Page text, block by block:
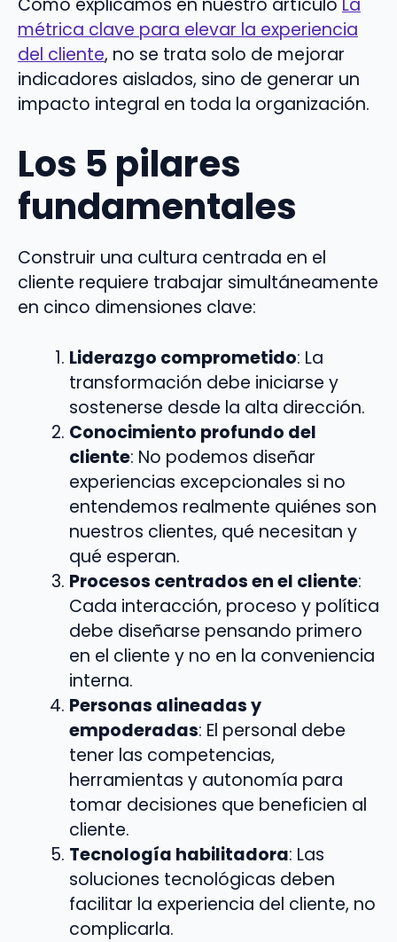
Como explicamos en nuestro artículo La
métrica clave para elevar la experiencia
del cliente, no se trata solo de mejorar
indicadores aislados, sino de generar un
impacto integral en toda la organización.
Los 5 pilares
fundamentales
Construir una cultura centrada en el
cliente requiere trabajar simultáneamente
en cinco dimensiones clave:
Liderazgo comprometido: La
transformación debe iniciarse y
sostenerse desde la alta dirección.
Conocimiento profundo del
cliente: No podemos diseñar
experiencias excepcionales si no
entendemos realmente quiénes son
nuestros clientes, qué necesitan y
qué esperan.
Procesos centrados en el cliente:
Cada interacción, proceso y política
debe diseñarse pensando primero
en el cliente y no en la conveniencia
interna.
Personas alineadas y
empoderadas: El personal debe
tener las competencias,
herramientas y autonomía para
tomar decisiones que beneficien al
cliente.
Tecnología habilitadora: Las
soluciones tecnológicas deben
facilitar la experiencia del cliente, no
complicarla.